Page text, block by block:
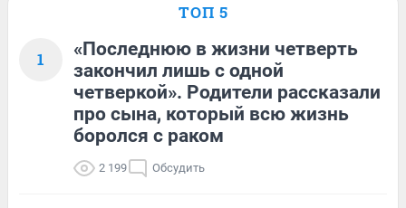
ТОП 5
1
«Последнюю в жизни четверть
закончил лишь с одной
четверкой». Родители рассказали
про сына, который всю жизнь
боролся с раком
2 199 Обсудить